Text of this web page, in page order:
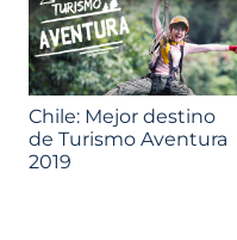
Chile: Mejor destino
de Turismo Aventura
2019